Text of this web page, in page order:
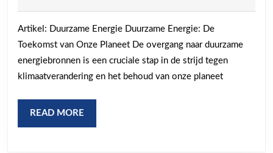
Energie:
Een
Groene
Revolutie
Artikel: Duurzame Energie Duurzame Energie: De
Toekomst van Onze Planeet De overgang naar duurzame
energiebronnen is een cruciale stap in de strijd tegen
klimaatverandering en het behoud van onze planeet
READ MORE
MORE